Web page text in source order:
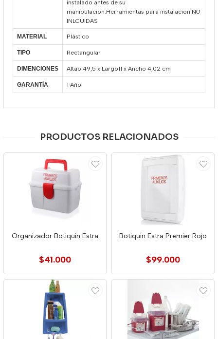
instalado antes de su
manipulacion.Herramientas para instalacion NO
INLCUIDAS
MATERIAL Plástico
TIPO Rectangular
DIMENCIONES Altao 49,5 x Largo11 x Ancho 4,02 cm
GARANTÍA 1 Año
PRODUCTOS RELACIONADOS
Organizador Botiquin Estra
$41.000
Botiquin Estra Premier Rojo
$99.000